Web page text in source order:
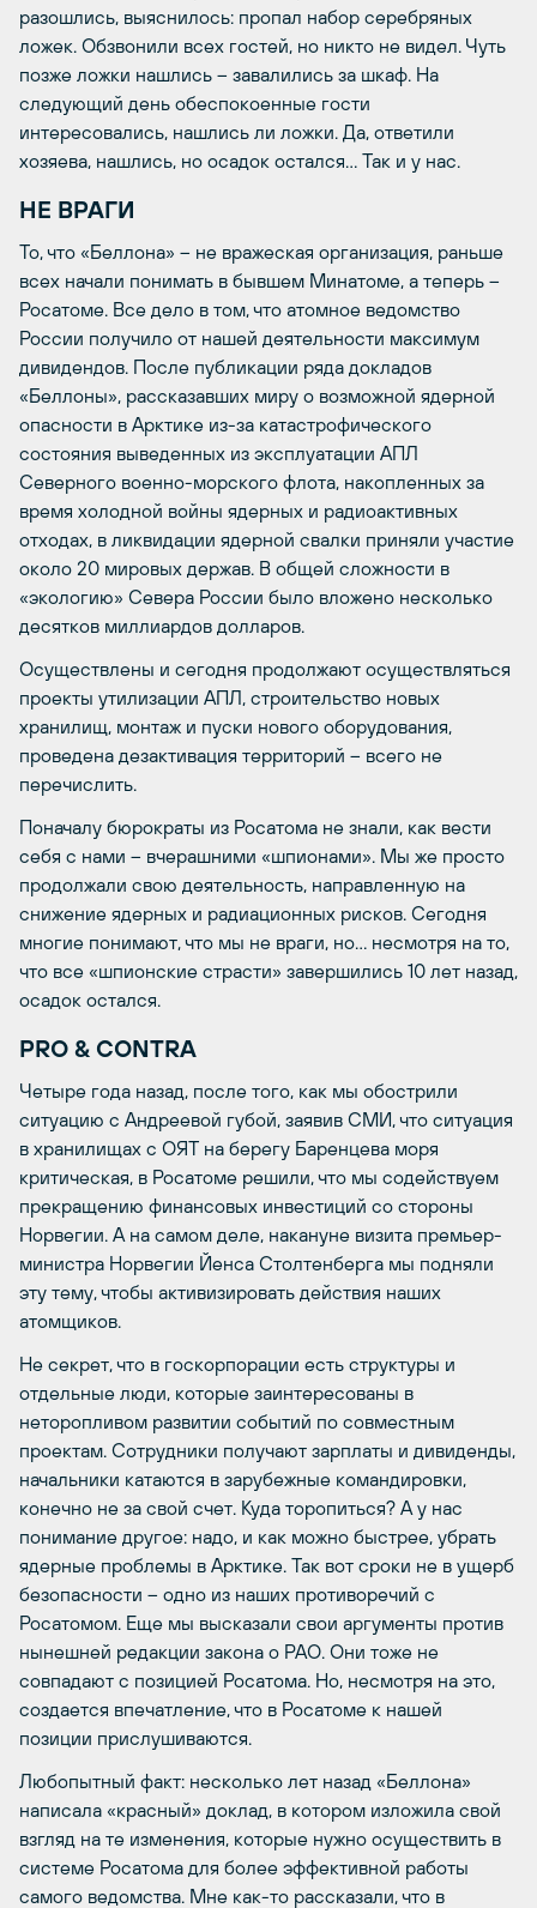
разошлись, выяснилось: пропал набор серебряных
ложек. Обзвонили всех гостей, но никто не видел. Чуть
позже ложки нашлись – завалились за шкаф. На
следующий день обеспокоенные гости
интересовались, нашлись ли ложки. Да, ответили
хозяева, нашлись, но осадок остался… Так и у нас.
НЕ ВРАГИ
То, что «Беллона» – не вражеская организация, раньше
всех начали понимать в бывшем Минатоме, а теперь –
Росатоме. Все дело в том, что атомное ведомство
России получило от нашей деятельности максимум
дивидендов. После публикации ряда докладов
«Беллоны», рассказавших миру о возможной ядерной
опасности в Арктике из-за катастрофического
состояния выведенных из эксплуатации АПЛ
Северного военно-морского флота, накопленных за
время холодной войны ядерных и радиоактивных
отходах, в ликвидации ядерной свалки приняли участие
около 20 мировых держав. В общей сложности в
«экологию» Севера России было вложено несколько
десятков миллиардов долларов.
Осуществлены и сегодня продолжают осуществляться
проекты утилизации АПЛ, строительство новых
хранилищ, монтаж и пуски нового оборудования,
проведена дезактивация территорий – всего не
перечислить.
Поначалу бюрократы из Росатома не знали, как вести
себя с нами – вчерашними «шпионами». Мы же просто
продолжали свою деятельность, направленную на
снижение ядерных и радиационных рисков. Сегодня
многие понимают, что мы не враги, но… несмотря на то,
что все «шпионские страсти» завершились 10 лет назад,
осадок остался.
PRO & CONTRA
Четыре года назад, после того, как мы обострили
ситуацию с Андреевой губой, заявив СМИ, что ситуация
в хранилищах с ОЯТ на берегу Баренцева моря
критическая, в Росатоме решили, что мы содействуем
прекращению финансовых инвестиций со стороны
Норвегии. А на самом деле, накануне визита премьер-
министра Норвегии Йенса Столтенберга мы подняли
эту тему, чтобы активизировать действия наших
атомщиков.
Не секрет, что в госкорпорации есть структуры и
отдельные люди, которые заинтересованы в
неторопливом развитии событий по совместным
проектам. Сотрудники получают зарплаты и дивиденды,
начальники катаются в зарубежные командировки,
конечно не за свой счет. Куда торопиться? А у нас
понимание другое: надо, и как можно быстрее, убрать
ядерные проблемы в Арктике. Так вот сроки не в ущерб
безопасности – одно из наших противоречий с
Росатомом. Еще мы высказали свои аргументы против
нынешней редакции закона о РАО. Они тоже не
совпадают с позицией Росатома. Но, несмотря на это,
создается впечатление, что в Росатоме к нашей
позиции прислушиваются.
Любопытный факт: несколько лет назад «Беллона»
написала «красный» доклад, в котором изложила свой
взгляд на те изменения, которые нужно осуществить в
системе Росатома для более эффективной работы
самого ведомства. Мне как-то рассказали, что в